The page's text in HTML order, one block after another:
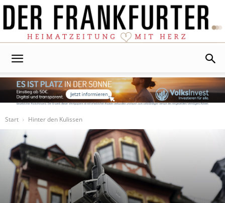
Start
Hinter den Kulissen